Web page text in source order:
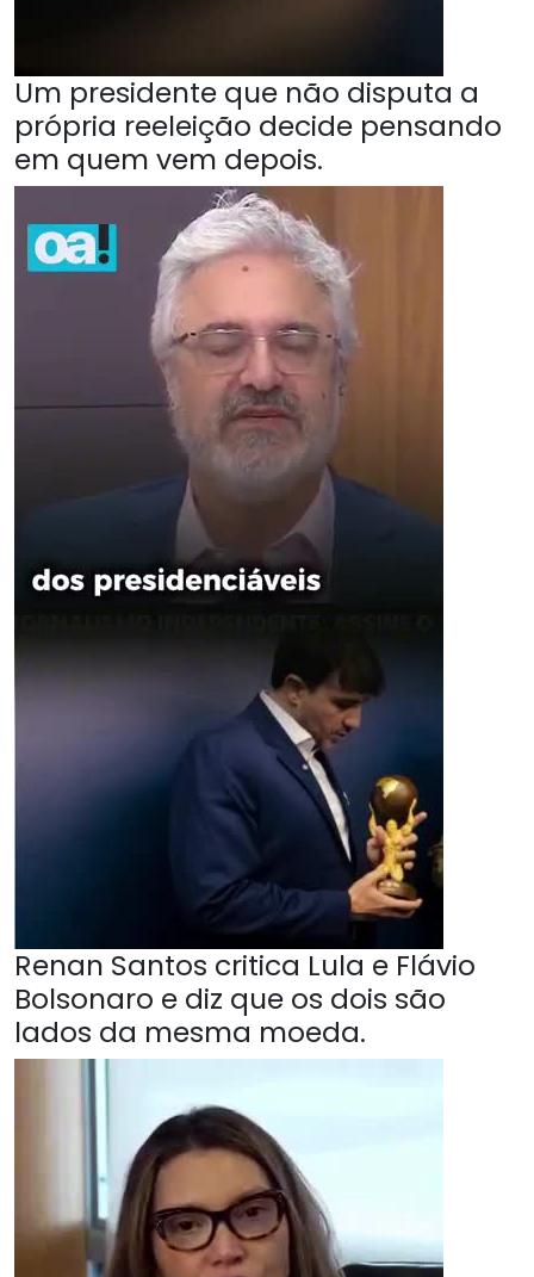
Um presidente que não disputa a
própria reeleição decide pensando
em quem vem depois.
Renan Santos critica Lula e Flávio
Bolsonaro e diz que os dois são
lados da mesma moeda.